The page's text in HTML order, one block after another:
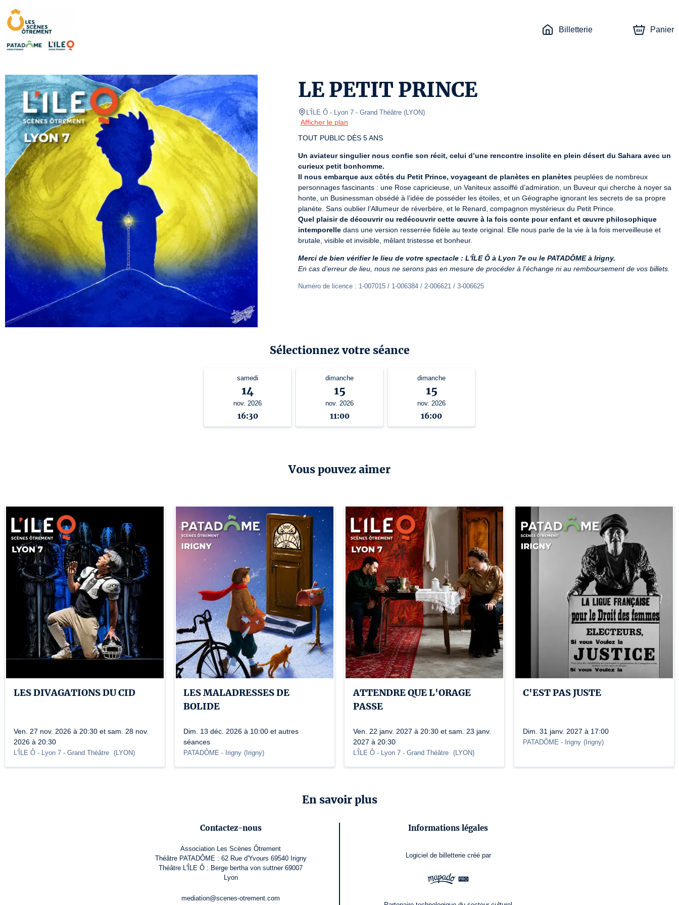
Billetterie Panier
LE PETIT PRINCE
L'ÎLE Ô - Lyon 7 - Grand Théâtre (LYON)
Afficher le plan
TOUT PUBLIC DÈS 5 ANS
Un aviateur singulier nous confie son récit, celui d’une rencontre insolite en plein désert du Sahara avec un
curieux petit bonhomme.
Il nous embarque aux côtés du Petit Prince, voyageant de planètes en planètes peuplées de nombreux
personnages fascinants : une Rose capricieuse, un Vaniteux assoiffé d’admiration, un Buveur qui cherche à noyer sa
honte, un Businessman obsédé à l’idée de posséder les étoiles, et un Géographe ignorant les secrets de sa propre
Quel plaisir de découvrir ou redécouvrir cette œuvre à la fois conte pour enfant et œuvre philosophique
intemporelle dans une version resserrée fidèle au texte original. Elle nous parle de la vie à la fois merveilleuse et
brutale, visible et invisible, mêlant tristesse et bonheur.
Merci de bien vérifier le lieu de votre spectacle : L'ÎLE Ô à Lyon 7e ou le PATADÔME à Irigny.
En cas d'erreur de lieu, nous ne serons pas en mesure de procéder à l'échange ni au remboursement de vos billets.
Numéro de licence : 1-007015 / 1-006384 / 2-006621 / 3-006625
Sélectionnez votre séance
samedi
14
nov. 2026
16:30
dimanche
15
nov. 2026
11:00
dimanche
15
nov. 2026
16:00
Vous pouvez aimer
LES DIVAGATIONS DU CID
Ven. 27 nov. 2026 à 20:30 et sam. 28 nov.
2026 à 20:30
L'ÎLE Ô - Lyon 7 - Grand Théâtre (LYON)
LES MALADRESSES DE
BOLIDE
Dim. 13 déc. 2026 à 10:00 et autres
séances
PATADÔME - Irigny ( Irigny)
ATTENDRE QUE L'ORAGE
PASSE
Ven. 22 janv. 2027 à 20:30 et sam. 23 janv.
2027 à 20:30
L'ÎLE Ô - Lyon 7 - Grand Théâtre (LYON)
C'EST PAS JUSTE
Dim. 31 janv. 2027 à 17:00
PATADÔME - Irigny ( Irigny)
En savoir plus
Contactez-nous
Association Les Scènes Ôtrement
Théâtre PATADÔME : 62 Rue d'Yvours 69540 Irigny
Théâtre L'ÎLE Ô : Berge bertha von suttner 69007
Lyon
mediation@scenes-otrement.com
Informations légales
Logiciel de billetterie créé par